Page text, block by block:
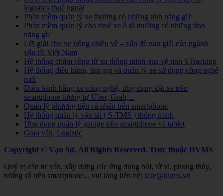
logistics thuê ngoài
Phần mềm quản lý xe thường có những tính năng gì?
Phần mềm quản lý cho thuê xe ô tô thường có những tính
năng gì?
Lời giải cho xe trống chiều về – vấn đề nan giải của ngành
vận tải Việt Nam
Hệ thống chấm công từ xa thông minh qua vệ tinh STracking
Hệ thống điều hành, tìm gọi và quản lý xe sử dụng công nghệ
mới
Điều hành hãng xe công nghệ, ứng dụng đặt xe trên
smartphone tương tự Uber, Grab,...
Quản lý phương tiện cá nhân trên smartphone
Hệ thống quản lý vận tải ( S-TMS ) thông minh
Ứng dụng quản lý garage trên smartphone và tablet
Giao vận, Logistic
Copyright © Vạn Sự. All Rights Reserved. Trực thuộc DVMS
Quý vị cần tư vấn, xây dựng các ứng dụng bói, tử vi, phong thủy,
tướng số trên smartphone... vui lòng liên hệ: sale@dvms.vn